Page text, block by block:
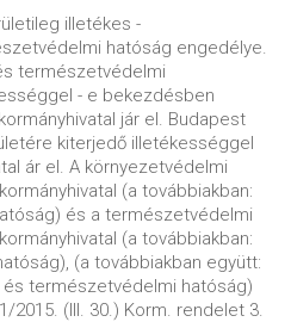
illetékes -
hatóság engedélye.
természetvédelmi
- e bekezdésben
jár el. Budapest
kiterjedő illetékességgel
ár el. A környezetvédelmi
(a továbbiakban:
és a természetvédelmi
(a továbbiakban:
(a továbbiakban együtt:
természetvédelmi hatóság)
2015. (III. 30.) Korm. rendelet 3.